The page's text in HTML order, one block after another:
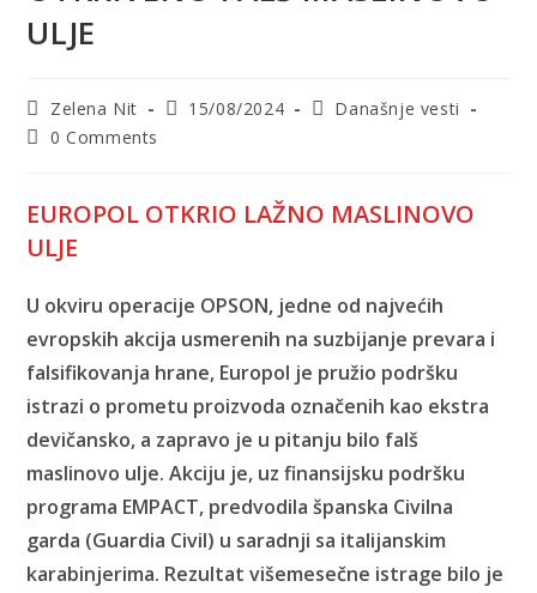
ULJE
Post
author:
Zelena Nit
Post15/08/2024
PostDanašnje vesti
Post0 Comments
EUROPOL OTKRIO LAŽNO MASLINOVO
ULJE
U okviru operacije OPSON, jedne od najvećih
evropskih akcija usmerenih na suzbijanje prevara i
falsifikovanja hrane, Europol je pružio podršku
istrazi o prometu proizvoda označenih kao ekstra
devičansko, a zapravo je u pitanju bilo falš
maslinovo ulje. Akciju je, uz finansijsku podršku
programa EMPACT, predvodila španska Civilna
garda (Guardia Civil) u saradnji sa italijanskim
karabinjerima. Rezultat višemesečne istrage bilo je